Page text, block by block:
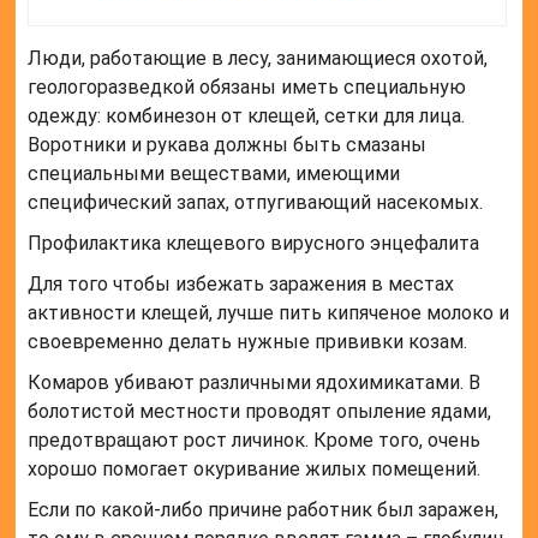
Люди, работающие в лесу, занимающиеся охотой,
геологоразведкой обязаны иметь специальную
одежду: комбинезон от клещей, сетки для лица.
Воротники и рукава должны быть смазаны
специальными веществами, имеющими
специфический запах, отпугивающий насекомых.
Профилактика клещевого вирусного энцефалита
Для того чтобы избежать заражения в местах
активности клещей, лучше пить кипяченое молоко и
своевременно делать нужные прививки козам.
Комаров убивают различными ядохимикатами. В
болотистой местности проводят опыление ядами,
предотвращают рост личинок. Кроме того, очень
хорошо помогает окуривание жилых помещений.
Если по какой-либо причине работник был заражен,